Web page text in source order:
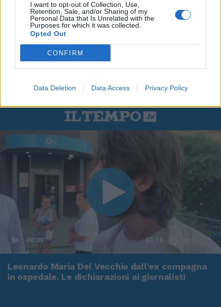
I want to opt-out of Collection, Use,
Retention, Sale, and/or Sharing of my
Personal Data that Is Unrelated with the
Purposes for which it was collected.
Opted Out
CONFIRM
Data Deletion Data Access Privacy Policy
00:00 01:16
Leonardo Maria Del Vecchio dall'ex compagna
in ospedale. Le dichiarazioni ai giornalisti